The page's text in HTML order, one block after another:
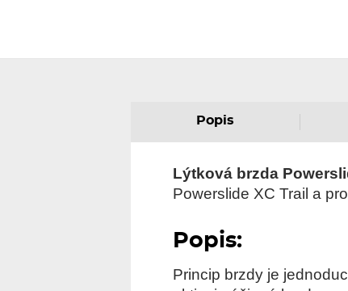
Popis
Lýtková brzda
Powerslide XC Trail a
Popis:
Princip brzdy je